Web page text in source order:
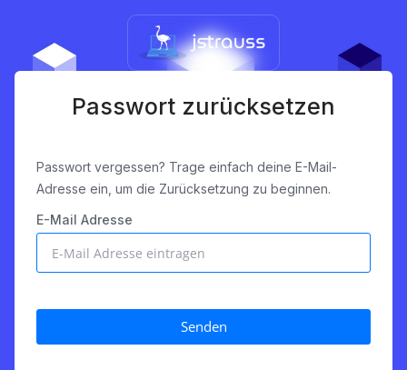
Passwort zurücksetzen
Passwort vergessen? Trage einfach deine E-Mail-
Adresse ein, um die Zurücksetzung zu beginnen.
E-Mail Adresse
Senden